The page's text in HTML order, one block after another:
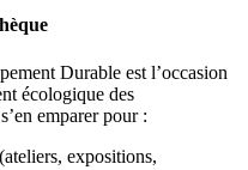
Durable est l’occasion
écologique des
emparer pour :
expositions,